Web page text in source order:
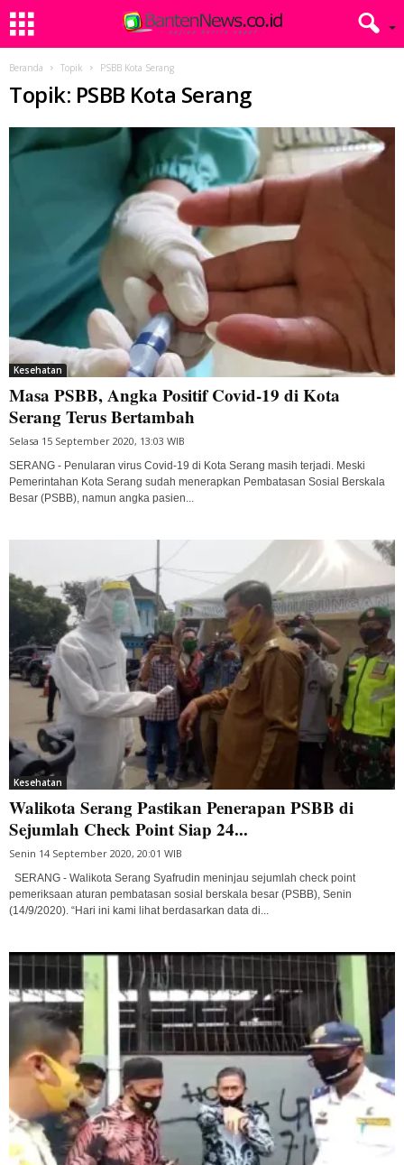
Beranda Topik PSBB Kota Serang
Topik: PSBB Kota Serang
Kesehatan
Masa PSBB, Angka Positif Covid-19 di Kota
Serang Terus Bertambah
Selasa 15 September 2020, 13:03 WIB
SERANG - Penularan virus Covid-19 di Kota Serang masih terjadi. Meski
Pemerintahan Kota Serang sudah menerapkan Pembatasan Sosial Berskala
Besar (PSBB), namun angka pasien...
Kesehatan
Walikota Serang Pastikan Penerapan PSBB di
Sejumlah Check Point Siap 24...
Senin 14 September 2020, 20:01 WIB
SERANG - Walikota Serang Syafrudin meninjau sejumlah check point
pemeriksaan aturan pembatasan sosial berskala besar (PSBB), Senin
(14/9/2020). “Hari ini kami lihat berdasarkan data di...